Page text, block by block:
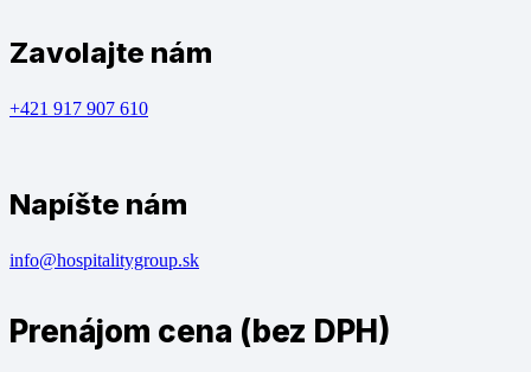
Zavolajte nám
+421 917 907 610
Napíšte nám
info@hospitalitygroup.sk
Prenájom cena (bez DPH)